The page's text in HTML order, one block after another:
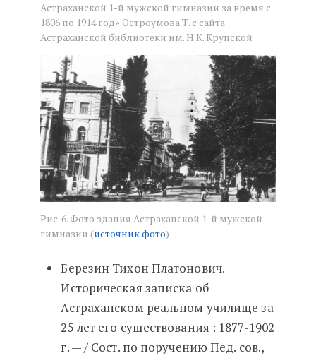
Астраханской 1-й мужской гимназии за время с
1806 по 1914 год» Остроумова Т. с сайта
Астраханской библиотеки им. Н.К. Крупской
Рис. 6. Фото здания Астраханской 1-й мужской
гимназии (источник фото)
Березин Тихон Платонович.
Историческая записка об
Астраханском реальном училище за
25 лет его существования : 1877-1902
г. — / Сост. по поручению Пед. сов.,